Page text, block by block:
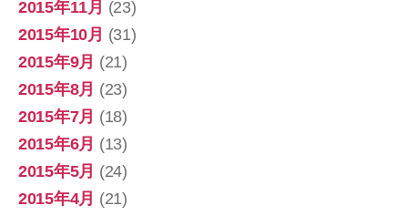
2015年11月 (23)
2015年10月 (31)
2015年9月 (21)
2015年8月 (23)
2015年7月 (18)
2015年6月 (13)
2015年5月 (24)
2015年4月 (21)